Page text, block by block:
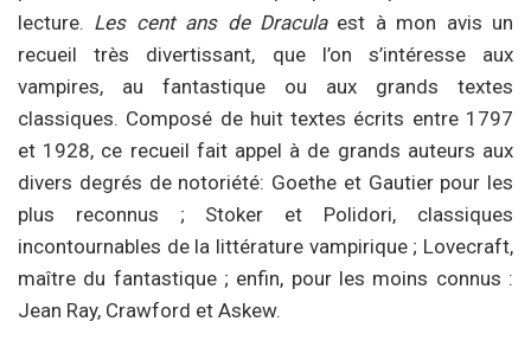
lecture. Les cent ans de Draculaest à mon avis un
recueil très divertissant, que l’on s’intéresse aux
vampires, au fantastique ou aux grands textes
classiques. Composé de huit textes écrits entre 1797
et 1928, ce recueil fait appel à de grands auteurs aux
divers degrés de notoriété: Goethe et Gautier pour les
plus reconnus ; Stoker et Polidori, classiques
incontournables de la littérature vampirique ; Lovecraft,
maître du fantastique ; enfin, pour les moins connus :
Jean Ray, Crawford et Askew.